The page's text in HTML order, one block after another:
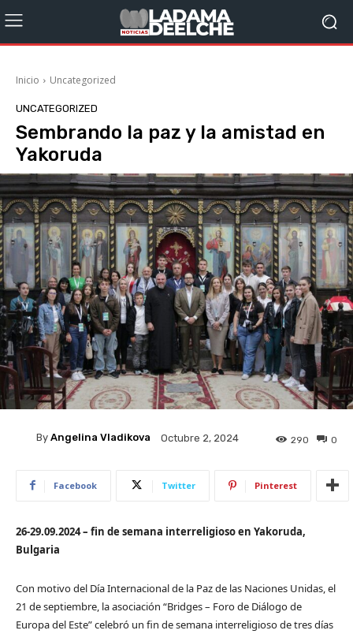
Inicio Uncategorized
UNCATEGORIZED
Sembrando la paz y la amistad en
Yakoruda
By Angelina Vladikova Octubre 2, 2024 0
290
Facebook Twitter Pinterest
26-29.09.2024 – fin de semana interreligioso en Yakoruda,
Bulgaria
Con motivo del Día Internacional de la Paz de las Naciones Unidas, el
21 de septiembre, la asociación “Bridges – Foro de Diálogo de
Europa del Este” celebró un fin de semana interreligioso de tres días